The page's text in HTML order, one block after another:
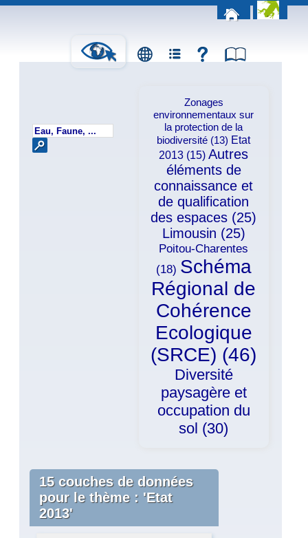
Zonages
environnementaux sur
la protection de la
biodiversité (13) Etat
2013 (15) Autres
éléments de
connaissance et
de qualification
des espaces (25)
Limousin (25)
Poitou-Charentes
(18) Schéma
Régional de
Cohérence
Ecologique
(SRCE) (46)
Diversité
paysagère et
occupation du
sol (30)
15 couches de données
pour le thème : 'Etat
2013'